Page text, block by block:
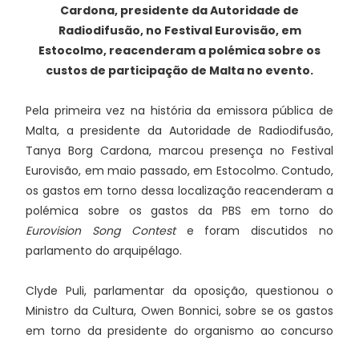
Cardona, presidente da Autoridade de
Radiodifusão, no Festival Eurovisão, em
Estocolmo, reacenderam a polémica sobre os
custos de participação de Malta no evento.
Pela primeira vez na história da emissora pública de
Malta, a presidente da Autoridade de Radiodifusão,
Tanya Borg Cardona, marcou presença no Festival
Eurovisão, em maio passado, em Estocolmo. Contudo,
os gastos em torno dessa localização reacenderam a
polémica sobre os gastos da PBS em torno do
Eurovision Song Contest e foram discutidos no
parlamento do arquipélago.
Clyde Puli, parlamentar da oposição, questionou o
Ministro da Cultura, Owen Bonnici, sobre se os gastos
em torno da presidente do organismo ao concurso